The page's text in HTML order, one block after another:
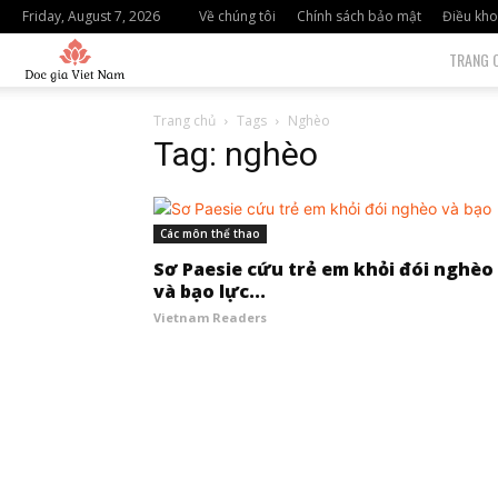
Friday, August 7, 2026 Về chúng tôi Chính sách bảo mật Điều
nam
TRANG
Trang chủ Tags Nghèo
Tag: nghèo
Các môn thể thao
Sơ Paesie cứu trẻ em khỏi đói nghèo
và bạo lực...
Vietnam Readers